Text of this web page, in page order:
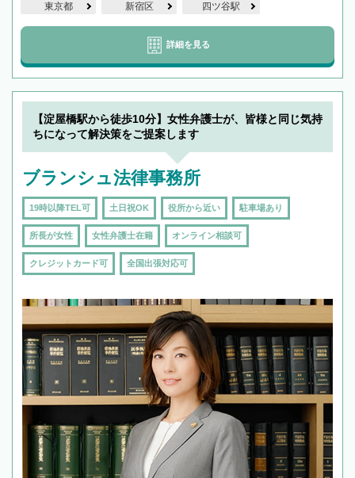
東京都 新宿区 四ツ谷駅
詳細を見る
【淀屋橋駅から徒歩10分】女性弁護士が、皆様と同じ気持
ちになって解決策をご提案します
ブランシュ法律事務所
19時以降TEL可 土日祝OK 役所から近い 駐車場あり
所長が女性 女性弁護士在籍 オンライン相談可
クレジットカード可 全国出張対応可